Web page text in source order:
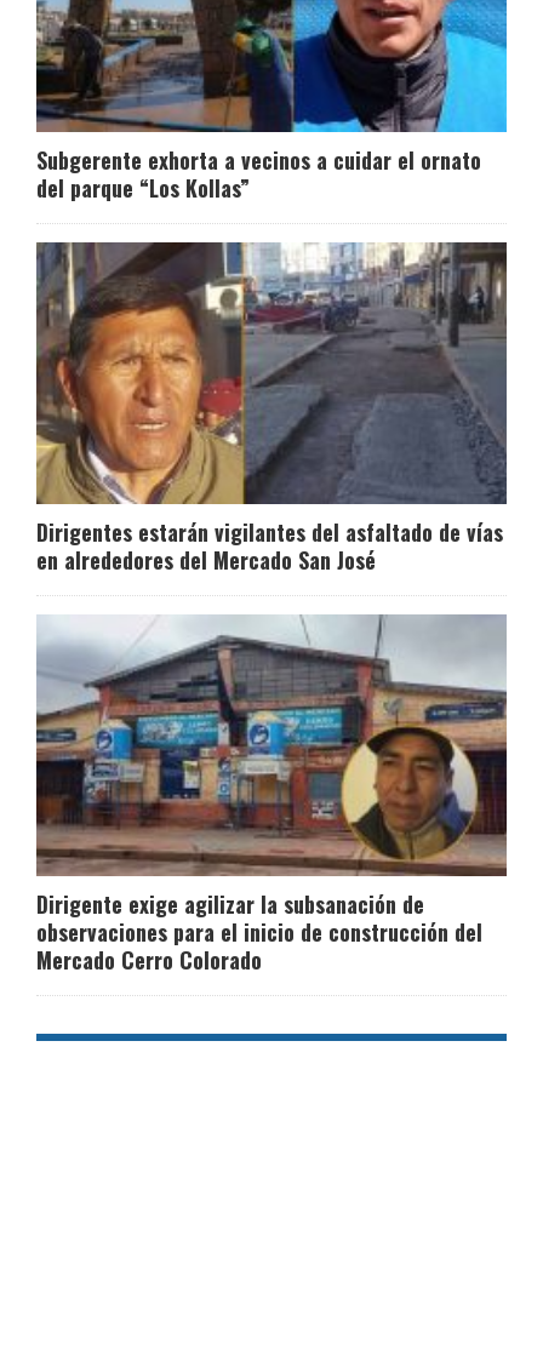
Subgerente exhorta a vecinos a cuidar el ornato
del parque “Los Kollas”
Dirigentes estarán vigilantes del asfaltado de vías
en alrededores del Mercado San José
Dirigente exige agilizar la subsanación de
observaciones para el inicio de construcción del
Mercado Cerro Colorado